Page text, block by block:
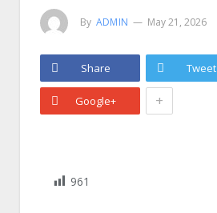
By ADMIN May 21, 2026
Share Tweet
Google+ +
961